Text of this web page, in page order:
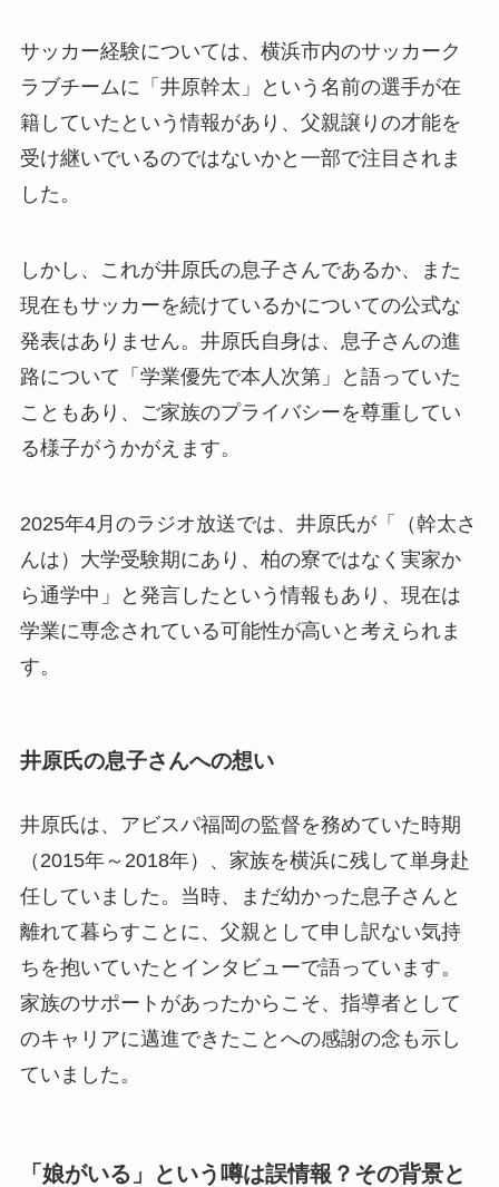
サッカー経験については、横浜市内のサッカーク
ラブチームに「井原幹太」という名前の選手が在
籍していたという情報があり、父親譲りの才能を
受け継いでいるのではないかと一部で注目されま
した。
しかし、これが井原氏の息子さんであるか、また
現在もサッカーを続けているかについての公式な
発表はありません。井原氏自身は、息子さんの進
路について「学業優先で本人次第」と語っていた
こともあり、ご家族のプライバシーを尊重してい
る様子がうかがえます。
2025年4月のラジオ放送では、井原氏が「（幹太さ
んは）大学受験期にあり、柏の寮ではなく実家か
ら通学中」と発言したという情報もあり、現在は
学業に専念されている可能性が高いと考えられま
す。
井原氏の息子さんへの想い
井原氏は、アビスパ福岡の監督を務めていた時期
（2015年～2018年）、家族を横浜に残して単身赴
任していました。当時、まだ幼かった息子さんと
離れて暮らすことに、父親として申し訳ない気持
ちを抱いていたとインタビューで語っています。
家族のサポートがあったからこそ、指導者として
のキャリアに邁進できたことへの感謝の念も示し
ていました。
「娘がいる」という噂は誤情報？その背景と